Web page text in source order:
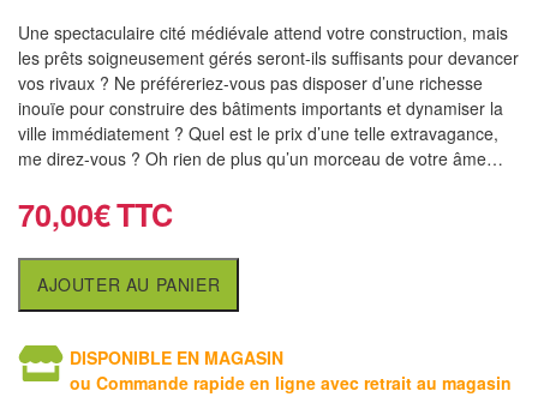
Pendules
Echiquier
pour
Logiciels
d'échecs
Livres
en
anglais
Une spectaculaire cité médiévale attend votre construction, mais
les prêts soigneusement gérés seront-ils suffisants pour devancer
vos rivaux ? Ne préféreriez-vous pas disposer d’une richesse
inouïe pour construire des bâtiments importants et dynamiser la
ville immédiatement ? Quel est le prix d’une telle extravagance,
me direz-vous ? Oh rien de plus qu’un morceau de votre âme…
70,00€
AJOUTER AU PANIER
DISPONIBLE EN MAGASIN
ou Commande rapide en ligne avec retrait au magasin